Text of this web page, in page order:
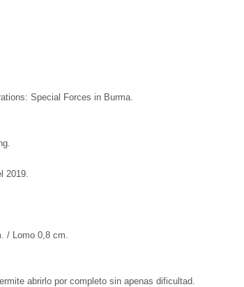
Special Forces in Burma.
2019.
/ Lomo 0,8 cm.
abrirlo por completo sin apenas dificultad.